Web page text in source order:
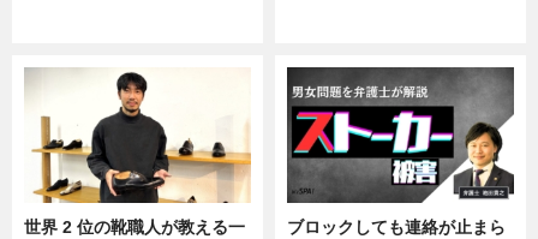
世界 2 位の靴職人が教える一
ブロックしても連絡が止まら